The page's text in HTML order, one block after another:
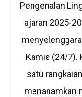
Pengenalan
ajaran 2025-
Kamis (24/7).
satu
menanamkan